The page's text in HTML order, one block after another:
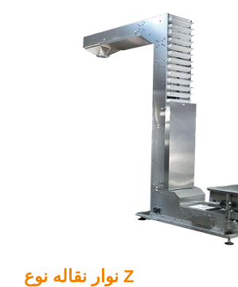
نوار نقاله نوع Z